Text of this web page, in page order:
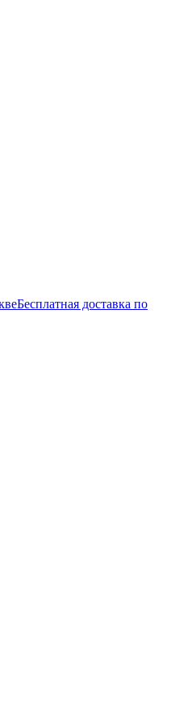
Бесплатная доставка по